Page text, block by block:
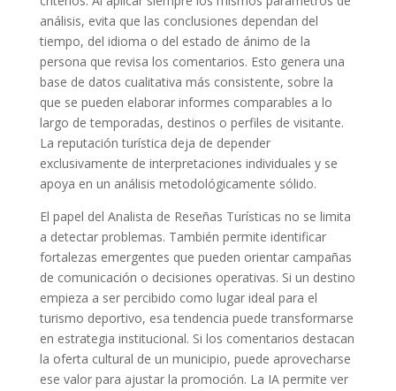
análisis, evita que las conclusiones dependan del
tiempo, del idioma o del estado de ánimo de la
persona que revisa los comentarios. Esto genera una
base de datos cualitativa más consistente, sobre la
que se pueden elaborar informes comparables a lo
largo de temporadas, destinos o perfiles de visitante.
La reputación turística deja de depender
exclusivamente de interpretaciones individuales y se
apoya en un análisis metodológicamente sólido.
El papel del Analista de Reseñas Turísticas no se limita
a detectar problemas. También permite identificar
fortalezas emergentes que pueden orientar campañas
de comunicación o decisiones operativas. Si un destino
empieza a ser percibido como lugar ideal para el
turismo deportivo, esa tendencia puede transformarse
en estrategia institucional. Si los comentarios destacan
la oferta cultural de un municipio, puede aprovecharse
ese valor para ajustar la promoción. La IA permite ver